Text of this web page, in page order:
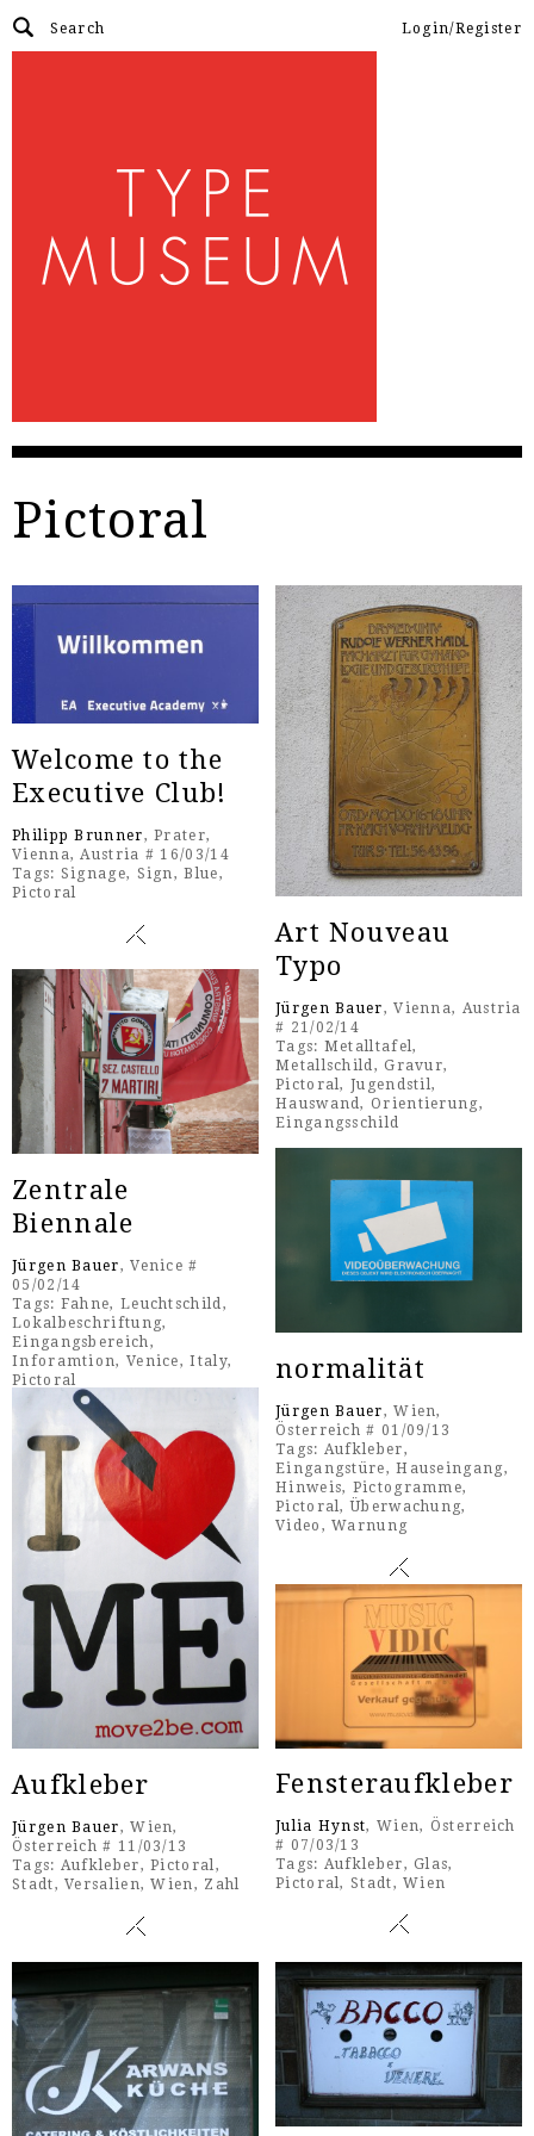
Login/Register
Pictoral
Welcome to the
Executive Club!
Philipp Brunner, Prater,
Vienna, Austria # 16/03/14
Tags: Signage, Sign ,Blue,
Pictoral
Art Nouveau
Typo
Jürgen Bauer, Vienna, Austria
# 21/02/14
Tags: Metalltafel,
Metallschild,Gravur,
Pictoral,Jugendstil,
Hauswand, Orientierung,
Eingangsschild
Zentrale
Biennale
Jürgen Bauer, Venice #
05/02/14
Tags: Fahne, Leuchtschild,
Lokalbeschriftung,
Eingangsbereich,
Inforamtion, Venice,Italy,
Pictoral
normalität
Jürgen Bauer, Wien,
Österreich # 01/09/13
Tags: Aufkleber,
Eingangstüre,Hauseingang,
Hinweis, Pictogramme,
Pictoral,Überwachung,
Video ,Warnung
Aufkleber
Jürgen Bauer, Wien,
Österreich # 11/03/13
Tags: Aufkleber,Pictoral,
Stadt,Versalien,Wien, Zahl
Fensteraufkleber
Julia Hynst, Wien, Österreich
# 07/03/13
Tags: Aufkleber,Glas,
Pictoral,Stadt,Wien